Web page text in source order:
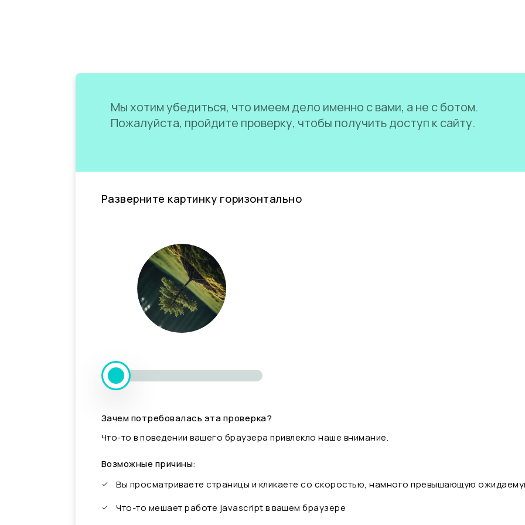
Мы хотим убедиться, что имеем дело именно с вами, а не с ботом.
Пожалуйста, пройдите проверку, чтобы получить доступ к сайту.
Разверните картинку горизонтально
Зачем потребовалась эта проверка?
Что-то в поведении вашего браузера привлекло наше внимание.
Возможные причины:
Вы просматриваете страницы и кликаете со скоростью, намного превышающую
Что-то мешает работе javascript в вашем браузере